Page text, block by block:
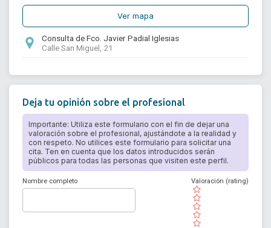
Ver mapa
Consulta de Fco. Javier Padial Iglesias
Calle San Miguel, 21
Deja tu opinión sobre el profesional
Importante: Utiliza este formulario con el fin de dejar una
valoración sobre el profesional, ajustándote a la realidad y
con respeto. No utilices este formulario para solicitar una
cita. Ten en cuenta que los datos introducidos serán
públicos para todas las personas que visiten este perfil.
Nombre completo
( )
( )
( )
( )
( )
Valoración (rating)